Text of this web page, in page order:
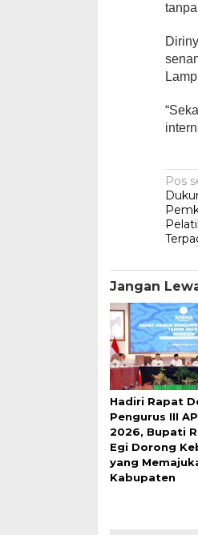
Pos
Jangan
Hadiri Rapat
Pengurus III
2026, Bupati
Egi Dorong
yang
Kabupaten